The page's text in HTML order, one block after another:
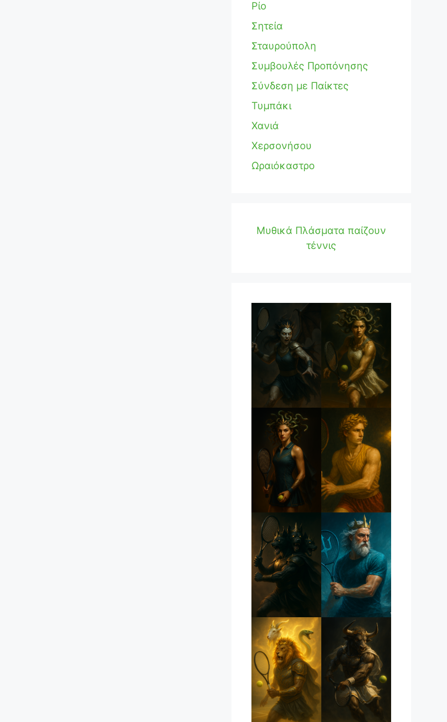
Ρίο
Σητεία
Σταυρούπολη
Συμβουλές Προπόνησης
Σύνδεση με Παίκτες
Τυμπάκι
Χανιά
Χερσονήσου
Ωραιόκαστρο
Μυθικά Πλάσματα παίζουν
τέννις